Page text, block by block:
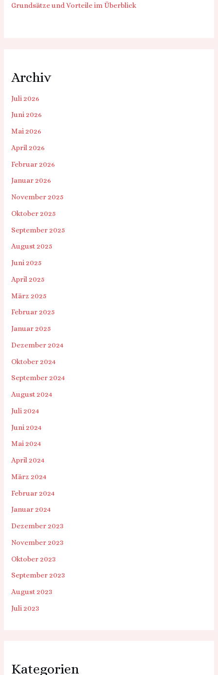
Grundsätze und Vorteile im Überblick
Archiv
Juli 2026
Juni 2026
Mai 2026
April 2026
Februar 2026
Januar 2026
November 2025
Oktober 2025
September 2025
August 2025
Juni 2025
April 2025
März 2025
Februar 2025
Januar 2025
Dezember 2024
Oktober 2024
September 2024
August 2024
Juli 2024
Juni 2024
Mai 2024
April 2024
März 2024
Februar 2024
Januar 2024
Dezember 2023
November 2023
Oktober 2023
September 2023
August 2023
Juli 2023
Kategorien